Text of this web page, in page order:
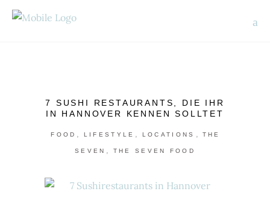
7 SUSHI RESTAURANTS, DIE IHR
IN HANNOVER KENNEN SOLLTET
FOOD , LIFESTYLE , LOCATIONS , THE
SEVEN , THE SEVEN FOOD